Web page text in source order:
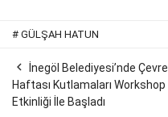
# GÜLŞAH HATUN

İnegöl Belediyesi’nde Çevre
Haftası Kutlamaları Workshop
Etkinliği İle Başladı